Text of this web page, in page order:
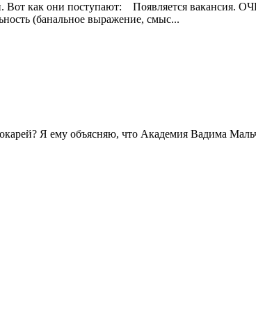
Вот как они поступают: ⠀Появляется вакансия.
(банальное выражение, смыс...
Я ему объясняю, что Академия Вадима